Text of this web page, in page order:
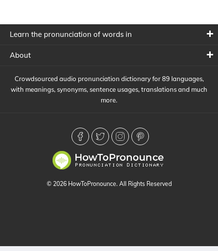
Learn the pronunciation of words in
About
Crowdsourced audio pronunciation dictionary for 89 languages,
with meanings, synonyms, sentence usages, translations and much
more.
© 2026 HowToPronounce. All Rights Reserved